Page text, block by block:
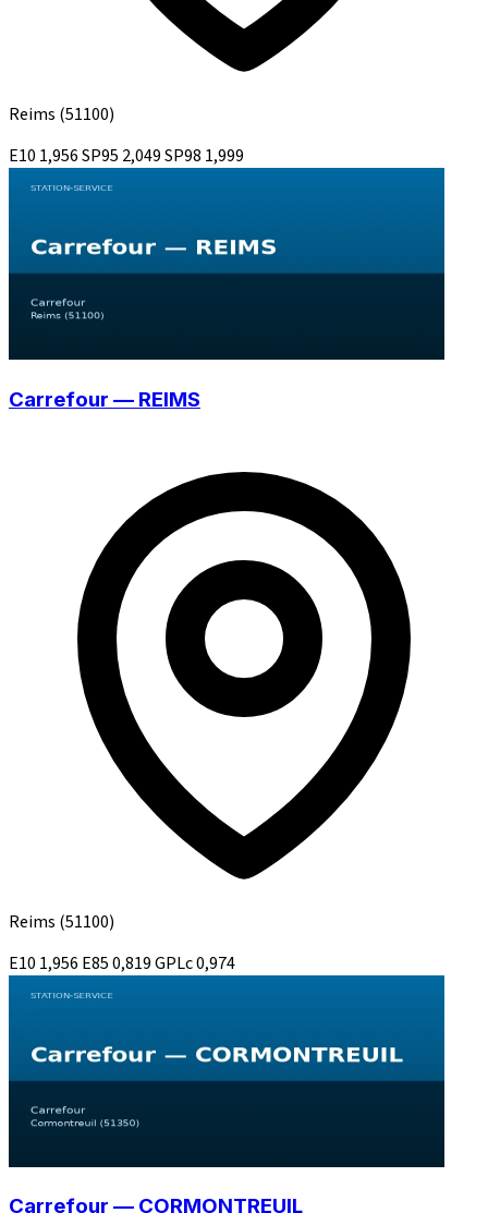
Reims (51100)
E10 1,956SP95 2,049SP98 1,999
Carrefour — REIMS
Reims (51100)
E10 1,956 E850,819GPLc0,974
Carrefour — CORMONTREUIL